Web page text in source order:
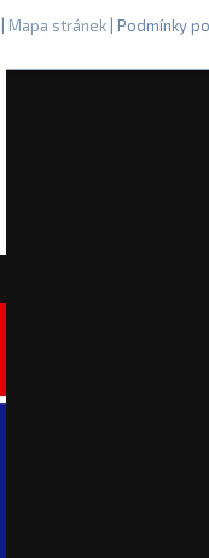
Mapa stránek | Podmínky